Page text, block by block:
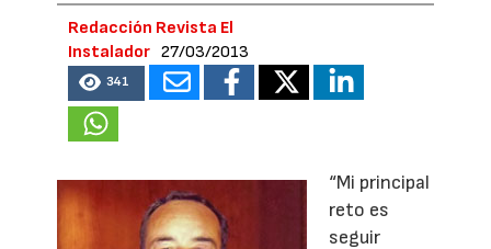
Redacción Revista El
Instalador 27/03/2013
341
“Mi principal
reto es
seguir